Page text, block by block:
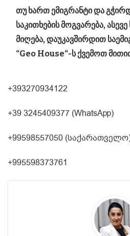
თუ ხართ ემიგრანტი და
საკითხების მოგვარება,
მიღება, დაუკავშირდით
“Geo House“-ს ქვემოთ
+393270934122
+39 3245409377 (WhatsApp)
+99598557050
+995598373761